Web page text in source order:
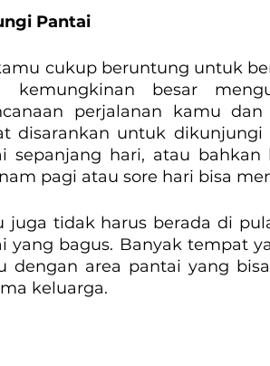
Pantai
cukup beruntung untuk
kemungkinan besar
perjalanan kamu
disarankan untuk
sepanjang hari, atau
pagi atau sore hari bisa
juga tidak harus berada di
yang bagus. Banyak tempat
dengan area pantai yang
keluarga.